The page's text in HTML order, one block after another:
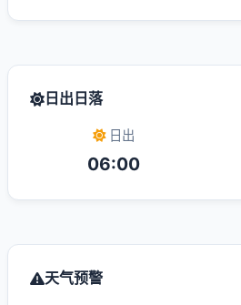
日出日落
日出
06:00
天气预警